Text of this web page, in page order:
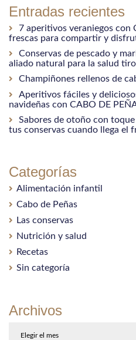
Entradas recientes
7 aperitivos veraniegos con
frescas para compartir y
Conservas de pescado y
aliado natural para la salud
Champiñones rellenos de
Aperitivos fáciles y
navideñas con CABO DE
Sabores de otoño con
tus conservas cuando llega el
Categorías
Alimentación infantil
Cabo de Peñas
Las conservas
Nutrición y salud
Recetas
Sin categoría
Archivos